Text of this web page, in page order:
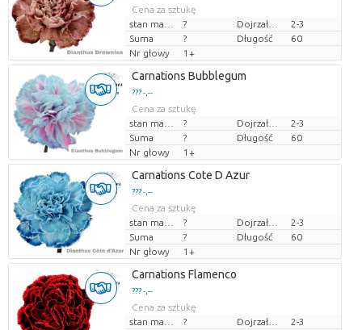
Cena za sztukę
?
2-3
Suma
? Długość
60
Nr głowy
1+
Carnations Bubblegum
??? -,--
Cena za sztukę
?
2-3
Suma
? Długość
60
Nr głowy
1+
Carnations Cote D Azur
??? -,--
Cena za sztukę
?
2-3
Suma
? Długość
60
Nr głowy
1+
Carnations Flamenco
??? -,--
Cena za sztukę
?
2-3